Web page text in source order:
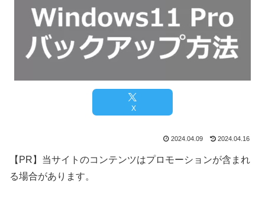
X
2024.04.09 2024.04.16
【PR】当サイトのコンテンツはプロモーションが含まれ
る場合があります。